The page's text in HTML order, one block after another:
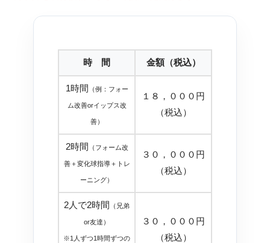
時 間 金額（税込）
1時間 （例：フォー
ム改善orイップス改
善）
１８，０００円
（税込）
2時間 （フォーム改
善＋変化球指導＋トレ
ーニング）
３０，０００円
（税込）
2人で2時間 （兄弟
or友達）
※1人ずつ1時間ずつの
３０，０００円
（税込）